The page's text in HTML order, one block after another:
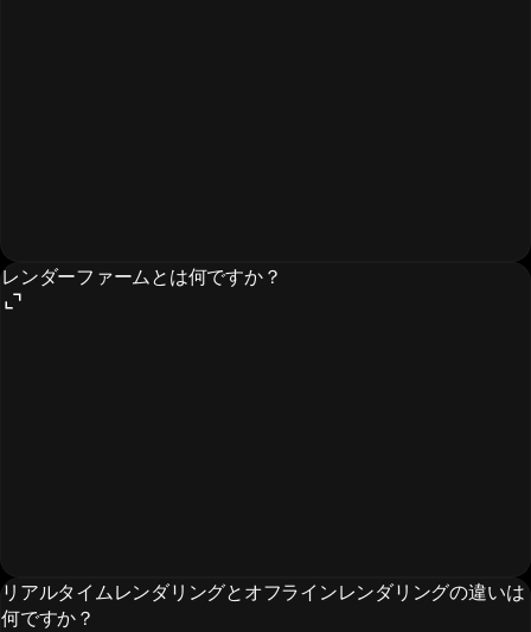
レンダーファームとは何ですか？
リアルタイムレンダリングとオフラインレンダリングの違いは
何ですか？